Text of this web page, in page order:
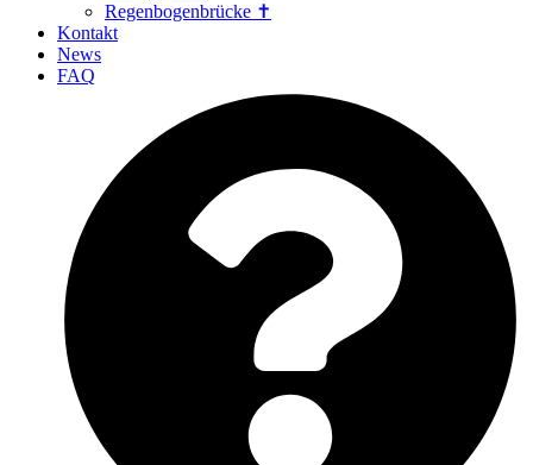
Regenbogenbrücke ✝
Kontakt
News
FAQ